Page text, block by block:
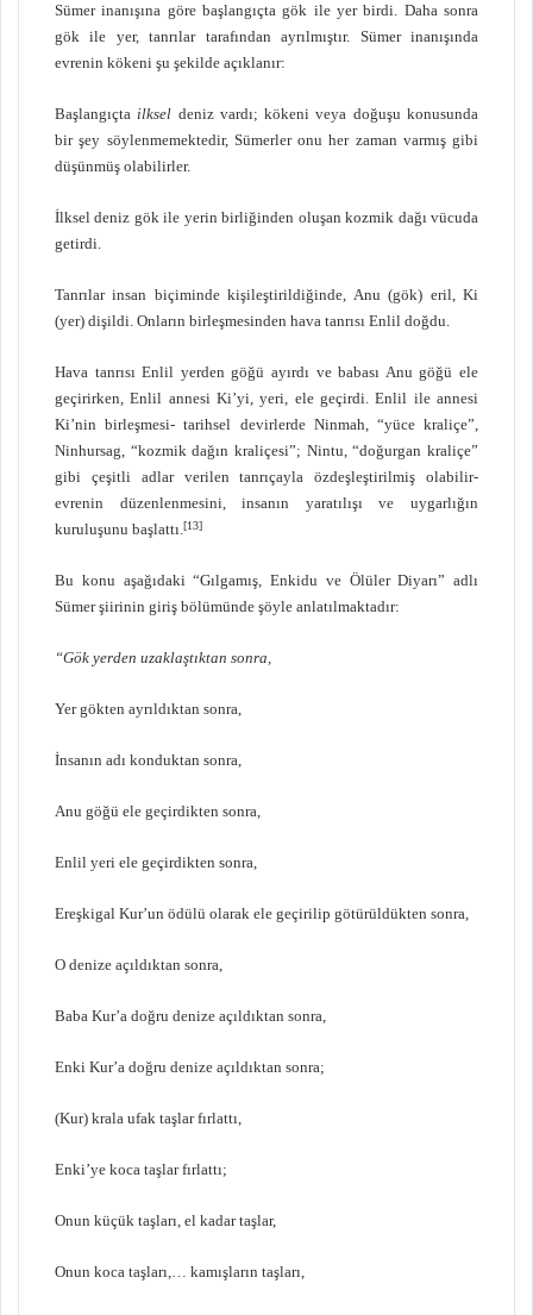
Sümer inanışına göre başlangıçta gök ile yer birdi. Daha sonra
gök ile yer, tanrılar tarafından ayrılmıştır. Sümer inanışında
evrenin kökeni şu şekilde açıklanır:
Başlangıçtailksel deniz vardı; kökeni veya doğuşu konusunda
bir şey söylenmemektedir, Sümerler onu her zaman varmış gibi
düşünmüş olabilirler.
İlksel deniz gök ile yerin birliğinden oluşan kozmik dağı vücuda
getirdi.
Tanrılar insan biçiminde kişileştirildiğinde, Anu (gök) eril, Ki
(yer) dişildi. Onların birleşmesinden hava tanrısı Enlil doğdu.
Hava tanrısı Enlil yerden göğü ayırdı ve babası Anu göğü ele
geçirirken, Enlil annesi Ki’yi, yeri, ele geçirdi. Enlil ile annesi
Ki’nin birleşmesi- tarihsel devirlerde Ninmah, “yüce kraliçe”,
Ninhursag, “kozmik dağın kraliçesi”; Nintu, “doğurgan kraliçe”
gibi çeşitli adlar verilen tanrıçayla özdeşleştirilmiş olabilir-
evrenin düzenlenmesini, insanın yaratılışı ve uygarlığın
kuruluşunu başlattı.[13]
Bu konu aşağıdaki “Gılgamış, Enkidu ve Ölüler Diyarı” adlı
Sümer şiirinin giriş bölümünde şöyle anlatılmaktadır:
“Gök yerden uzaklaştıktan sonra,
Yer gökten ayrıldıktan sonra,
İnsanın adı konduktan sonra,
Anu göğü ele geçirdikten sonra,
Enlil yeri ele geçirdikten sonra,
Ereşkigal Kur’un ödülü olarak ele geçirilip götürüldükten sonra,
O denize açıldıktan sonra,
Baba Kur’a doğru denize açıldıktan sonra,
Enki Kur’a doğru denize açıldıktan sonra;
(Kur) krala ufak taşlar fırlattı,
Enki’ye koca taşlar fırlattı;
Onun küçük taşları, el kadar taşlar,
Onun koca taşları,… kamışların taşları,